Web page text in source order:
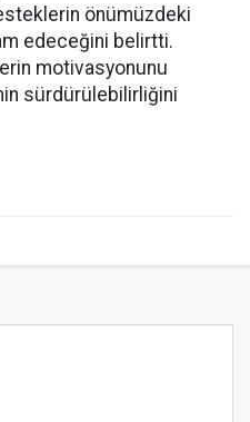
önümüzdeki
edeceğini belirtti.
motivasyonunu
sürdürülebilirliğini